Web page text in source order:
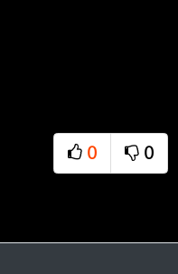
0
추천
0
비추천
의 댓글